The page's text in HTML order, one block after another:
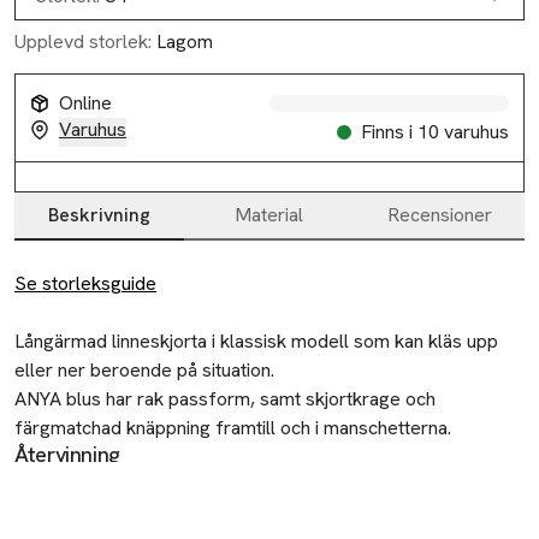
Slut i lager
Upplevd storlek: Lagom
Online
Varuhus
Finns i 10 varuhus
Beskrivning Material Recensioner
Beskrivning
Se storleksguide
Långärmad linneskjorta i klassisk modell som kan kläs upp
eller ner beroende på situation.
ANYA blus har rak passform, samt skjortkrage och
färgmatchad knäppning framtill och i manschetterna.
Kan matchas med linnebyxorna ANAIS för ett snyggt set.
Återvinning